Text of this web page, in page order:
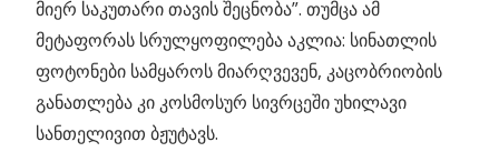
მიერ საკუთარი თავის შეცნობა”. თუმცა ამ
მეტაფორას სრულყოფილება აკლია: სინათლის
ფოტონები სამყაროს მიარღვევენ, კაცობრიობის
განათლება კი კოსმოსურ სივრცეში უხილავი
სანთელივით ბჟუტავს.